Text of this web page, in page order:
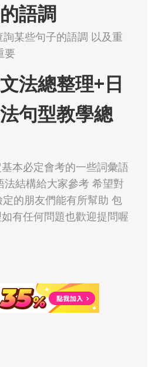
語調
某些句子的語調 以及重
要
法總整理+日
句型教學總
本必定會考的一些詞彙語
法結構給大家參考 希望對
定的朋友們能有所幫助 包
有任何問題也歡迎提問喔